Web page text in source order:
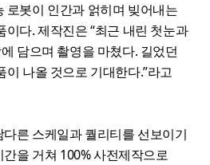
로봇이 인간과 얽히며 빚어내는
이다. 제작진은 “최근 내린 첫눈과
담으며 촬영을 마쳤다. 길었던
나올 것으로 기대한다.”라고
른 스케일과 퀄리티를 선보이기
을 거쳐 100% 사전제작으로